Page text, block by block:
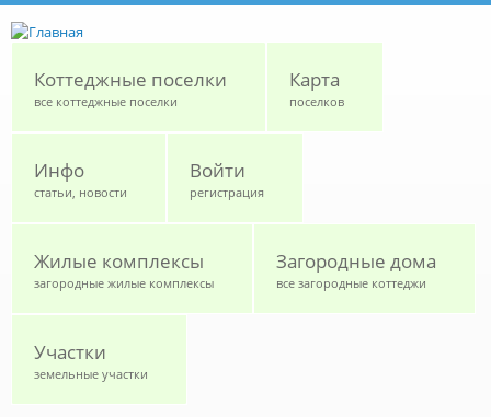
Коттеджные поселки
все коттеджные поселки
Карта
поселков
Инфо
статьи, новости
Войти
регистрация
Жилые комплексы
загородные жилые комплексы
Загородные дома
все загородные коттеджи
Участки
земельные участки